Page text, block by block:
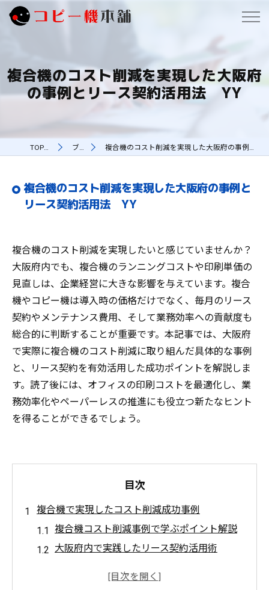
複合機のコスト削減を実現した大阪府
の事例とリース契約活用法 YY
TOPページ ブログ 複合機のコスト削減を実現した大阪府の事例とリース契約活用法 YY
複合機のコスト削減を実現した大阪府の事例と
リース契約活用法 YY
複合機のコスト削減を実現したいと感じていませんか？
大阪府内でも、複合機のランニングコストや印刷単価の
見直しは、企業経営に大きな影響を与えています。複合
機やコピー機は導入時の価格だけでなく、毎月のリース
契約やメンテナンス費用、そして業務効率への貢献度も
総合的に判断することが重要です。本記事では、大阪府
で実際に複合機のコスト削減に取り組んだ具体的な事例
と、リース契約を有効活用した成功ポイントを解説しま
す。読了後には、オフィスの印刷コストを最適化し、業
務効率化やペーパーレスの推進にも役立つ新たなヒント
を得ることができるでしょう。
目次
複合機で実現したコスト削減成功事例
複合機コスト削減事例で学ぶポイント解説
大阪府内で実践したリース契約活用術